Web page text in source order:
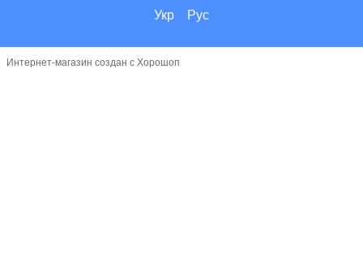
Укр Рус
Интернет-магазин создан с Хорошоп